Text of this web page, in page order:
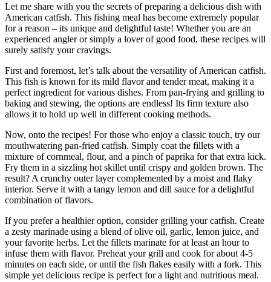
Let me share with you the secrets of preparing a delicious dish with
American catfish. This fishing meal has become extremely popular
for a reason – its unique and delightful taste! Whether you are an
experienced angler or simply a lover of good food, these recipes will
surely satisfy your cravings.
First and foremost, let’s talk about the versatility of American catfish.
This fish is known for its mild flavor and tender meat, making it a
perfect ingredient for various dishes. From pan-frying and grilling to
baking and stewing, the options are endless! Its firm texture also
allows it to hold up well in different cooking methods.
Now, onto the recipes! For those who enjoy a classic touch, try our
mouthwatering pan-fried catfish. Simply coat the fillets with a
mixture of cornmeal, flour, and a pinch of paprika for that extra kick.
Fry them in a sizzling hot skillet until crispy and golden brown. The
result? A crunchy outer layer complemented by a moist and flaky
interior. Serve it with a tangy lemon and dill sauce for a delightful
combination of flavors.
If you prefer a healthier option, consider grilling your catfish. Create
a zesty marinade using a blend of olive oil, garlic, lemon juice, and
your favorite herbs. Let the fillets marinate for at least an hour to
infuse them with flavor. Preheat your grill and cook for about 4-5
minutes on each side, or until the fish flakes easily with a fork. This
simple yet delicious recipe is perfect for a light and nutritious meal.